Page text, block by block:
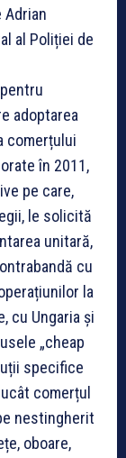
Adrian
al Poliției de
adoptarea
comerțului
în 2011,
pe care,
le solicită
unitară,
cu
la
cu Ungaria și
„cheap
specifice
comerțul
nestingherit
oboare,